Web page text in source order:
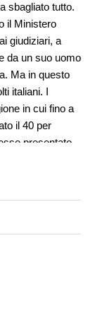
sbagliato tutto.
il Ministero
giudiziari, a
da un suo uomo
Ma in questo
italiani. I
in cui fino a
il 40 per
presentato
la
Ma il
Cinque